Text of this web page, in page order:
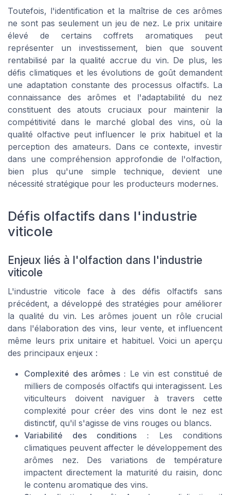
Toutefois, l'identification et la maîtrise de ces arômes
ne sont pas seulement un jeu de nez. Le prix unitaire
élevé de certains coffrets aromatiques peut
représenter un investissement, bien que souvent
rentabilisé par la qualité accrue du vin. De plus, les
défis climatiques et les évolutions de goût demandent
une adaptation constante des processus olfactifs. La
connaissance des arômes et l'adaptabilité du nez
constituent des atouts cruciaux pour maintenir la
compétitivité dans le marché global des vins, où la
qualité olfactive peut influencer le prix habituel et la
perception des amateurs. Dans ce contexte, investir
dans une compréhension approfondie de l'olfaction,
bien plus qu'une simple technique, devient une
nécessité stratégique pour les producteurs modernes.
Défis olfactifs dans l'industrie
viticole
Enjeux liés à l'olfaction dans l'industrie
viticole
L'industrie viticole face à des défis olfactifs sans
précédent, a développé des stratégies pour améliorer
la qualité du vin. Les arômes jouent un rôle crucial
dans l'élaboration des vins, leur vente, et influencent
même leurs prix unitaire et habituel. Voici un aperçu
des principaux enjeux :
Complexité des arômes : Le vin est constitué de
milliers de composés olfactifs qui interagissent. Les
viticulteurs doivent naviguer à travers cette
complexité pour créer des vins dont le nez est
distinctif, qu'il s'agisse de vins rouges ou blancs.
Variabilité des conditions : Les conditions
climatiques peuvent affecter le développement des
arômes nez. Des variations de température
impactent directement la maturité du raisin, donc
le contenu aromatique des vins.